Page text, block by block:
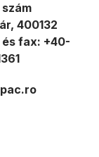
400132
fax: +40-